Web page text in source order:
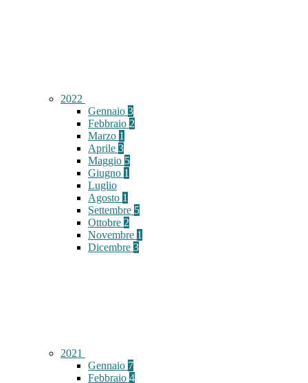
2022
Gennaio 3
Febbraio 2
Marzo 1
Aprile 3
Maggio 5
Giugno 1
Luglio
Agosto 1
Settembre 5
Ottobre 2
Novembre 1
Dicembre 3
2021
Gennaio 7
Febbraio 4